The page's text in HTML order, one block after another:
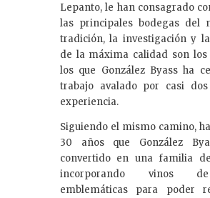
Lepanto, le han consagrado
las principales bodegas del
tradición, la investigación y
de la máxima calidad son
los que González Byass ha
trabajo avalado por casi
experiencia.
Siguiendo el mismo camino,
30 años que González
convertido en una familia
incorporando vinos
emblemáticas para poder